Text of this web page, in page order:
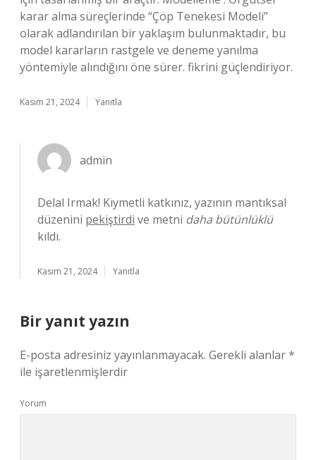
karar alma süreçlerinde “Çöp Tenekesi Modeli”
olarak adlandırılan bir yaklaşım bulunmaktadır, bu
model kararların rastgele ve deneme yanılma
yöntemiyle alındığını öne sürer. fikrini güçlendiriyor.
Kasım 21, 2024 Yanıtla
admin
Delal Irmak! Kıymetli katkınız, yazının mantıksal
düzenini pekiştirdi ve metni daha bütünlüklü
kıldı.
Kasım 21, 2024 Yanıtla
Bir yanıt yazın
E-posta adresiniz yayınlanmayacak. Gerekli alanlar*
ile işaretlenmişlerdir
Yorum